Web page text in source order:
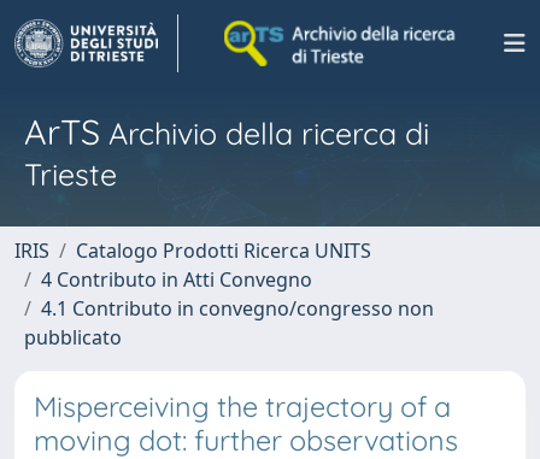
ArTS Archivio della ricerca di
Trieste
IRIS
Catalogo Prodotti Ricerca UNITS
4 Contributo in Atti Convegno
4.1 Contributo in convegno/congresso non
pubblicato
Misperceiving the trajectory of a
moving dot: further observations